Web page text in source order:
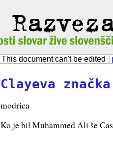
This document can't be edited
Clayeva značka
modrica
Ko je bil Muhammed Ali še